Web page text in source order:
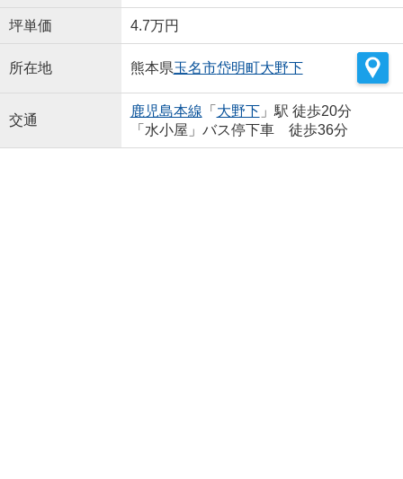
坪単価 4.7万円
所在地 熊本県玉名市岱明町大野下
交通
鹿児島本線 「 大野下」駅 徒歩20分
「水小屋」バス停下車 徒歩36分